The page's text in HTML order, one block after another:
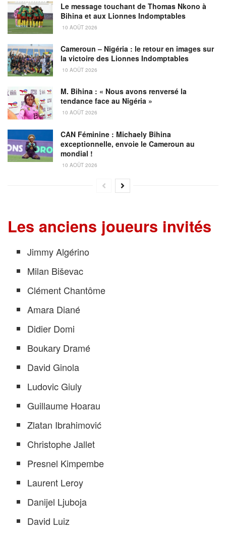
Le message touchant de Thomas Nkono à
Bihina et aux Lionnes Indomptables
10 AOÛT 2026
Cameroun – Nigéria : le retour en images sur
la victoire des Lionnes Indomptables
10 AOÛT 2026
M. Bihina : « Nous avons renversé la
tendance face au Nigéria »
10 AOÛT 2026
CAN Féminine : Michaely Bihina
exceptionnelle, envoie le Cameroun au
mondial !
10 AOÛT 2026
Les anciens joueurs invités
Jimmy Algérino
Milan Biševac
Clément Chantôme
Amara Diané
Didier Domi
Boukary Dramé
David Ginola
Ludovic Giuly
Guillaume Hoarau
Zlatan Ibrahimović
Christophe Jallet
Presnel Kimpembe
Laurent Leroy
Danijel Ljuboja
David Luiz